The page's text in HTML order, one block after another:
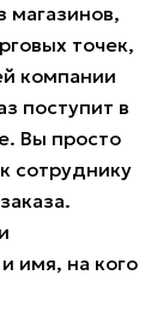
магазинов,
точек,
компании
поступит в
Вы просто
сотруднику
имя, на кого